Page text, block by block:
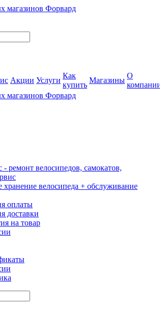
Акции Услуги
Как
купить
Магазины
О
- ремонт велосипедов, самокатов,
хранение велосипеда + обслуживание
оплаты
доставки
на товар